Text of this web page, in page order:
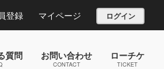
登録 マイページ ログイン
質問 お問い合わせ
CONTACT
ローチケ
TICKET